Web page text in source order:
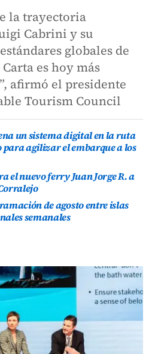
la trayectoria
Cabrini y su
globales de
es hoy más
afirmó el presidente
Tourism Council
un sistema digital en la ruta
agilizar el embarque a los
el nuevo ferry Juan Jorge R. a
de agosto entre islas
semanales